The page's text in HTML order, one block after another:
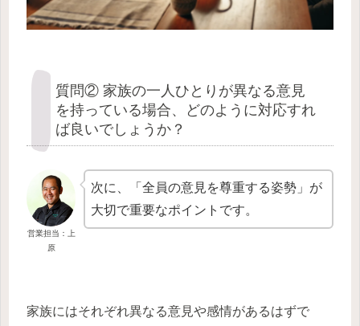
質問② 家族の一人ひとりが異なる意見
を持っている場合、どのように対応すれ
ば良いでしょうか？
営業担当：上
原
次に、「全員の意見を尊重する姿勢」が
大切で重要なポイントです。
家族にはそれぞれ異なる意見や感情があるはずで